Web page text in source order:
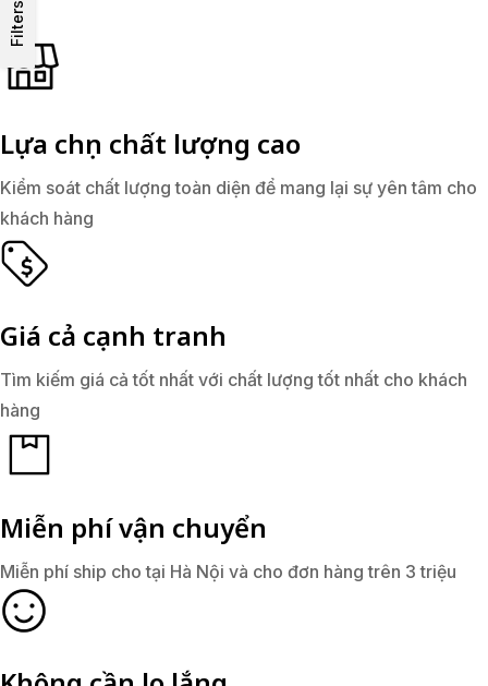
Filters
Lựa chọn chất lượng cao
Kiểm soát chất lượng toàn diện để mang lại sự yên tâm cho
khách hàng
Giá cả cạnh tranh
Tìm kiếm giá cả tốt nhất với chất lượng tốt nhất cho khách
hàng
Miễn phí vận chuyển
Miễn phí ship cho tại Hà Nội và cho đơn hàng trên 3 triệu